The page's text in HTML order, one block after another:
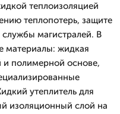
теплоизоляцией
теплопотерь, защите
магистралей. В
материалы: жидкая
и полимерной основе,
утеплитель для
изоляционный слой на